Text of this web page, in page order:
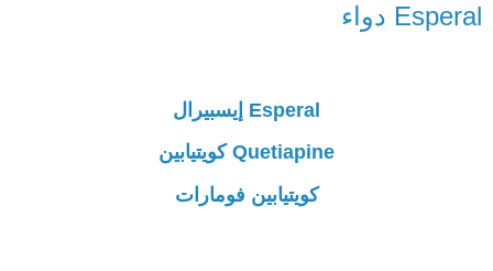
Esperal دواء
Esperal إيسبيرال
Quetiapine كويتيابين
كويتيابين فومارات